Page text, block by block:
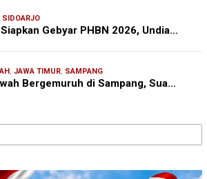
SIDOARJO
Gebyar PHBN 2026, Undia…
, JAWA TIMUR, SAMPANG
Bergemuruh di Sampang, Sua…